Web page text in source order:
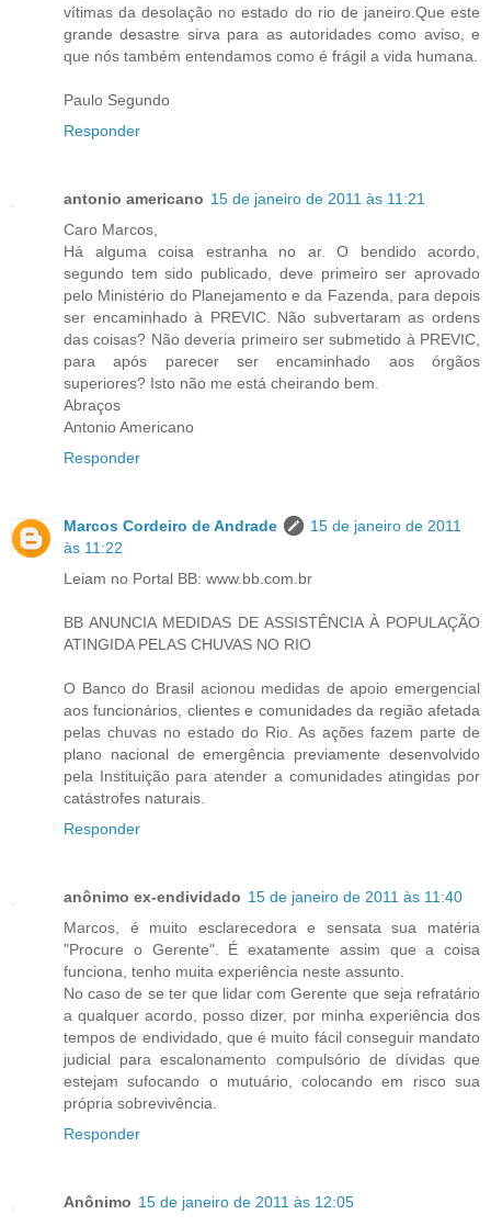
vítimas da desolação no estado do rio de janeiro.Que este
grande desastre sirva para as autoridades como aviso, e
que nós também entendamos como é frágil a vida humana.
Paulo Segundo
Responder
antonio americano 15 de janeiro de 2011 às 11:21
Caro Marcos,
Há alguma coisa estranha no ar. O bendido acordo,
segundo tem sido publicado, deve primeiro ser aprovado
pelo Ministério do Planejamento e da Fazenda, para depois
ser encaminhado à PREVIC. Não subvertaram as ordens
das coisas? Não deveria primeiro ser submetido à PREVIC,
para após parecer ser encaminhado aos órgãos
superiores? Isto não me está cheirando bem.
Abraços
Antonio Americano
Responder
Marcos Cordeiro de Andrade
15 de janeiro de 2011
às 11:22
Leiam no Portal BB: www.bb.com.br
BB ANUNCIA MEDIDAS DE ASSISTÊNCIA À POPULAÇÃO
ATINGIDA PELAS CHUVAS NO RIO
O Banco do Brasil acionou medidas de apoio emergencial
aos funcionários, clientes e comunidades da região afetada
pelas chuvas no estado do Rio. As ações fazem parte de
plano nacional de emergência previamente desenvolvido
pela Instituição para atender a comunidades atingidas por
catástrofes naturais.
Responder
anônimo ex-endividado 15 de janeiro de 2011 às 11:40
Marcos, é muito esclarecedora e sensata sua matéria
"Procure o Gerente". É exatamente assim que a coisa
funciona, tenho muita experiência neste assunto.
No caso de se ter que lidar com Gerente que seja refratário
a qualquer acordo, posso dizer, por minha experiência dos
tempos de endividado, que é muito fácil conseguir mandato
judicial para escalonamento compulsório de dívidas que
estejam sufocando o mutuário, colocando em risco sua
própria sobrevivência.
Responder
Anônimo 15 de janeiro de 2011 às 12:05